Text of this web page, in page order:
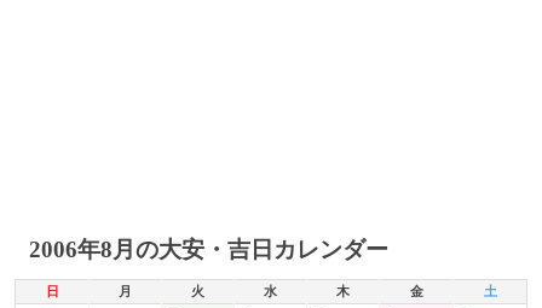
2006年8月の大安・吉日カレンダー
日 月 火 水 木 金 土